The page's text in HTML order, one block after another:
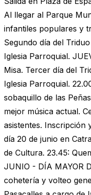
Al llegar al Parque
infantiles populares y
Segundo día del
Iglesia Parroquial.
Misa. Tercer día del
Iglesia Parroquial.
sobaquillo de las
mejor música actual.
asistentes. Inscripción
día 20 de junio en
de Cultura. 23.45:
JUNIO - DÍA MAYOR
cohetería y volteo